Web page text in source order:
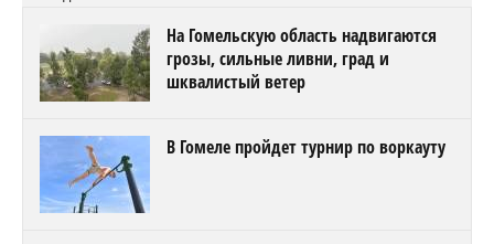
На Гомельскую область надвигаются
грозы, сильные ливни, град и
шквалистый ветер
В Гомеле пройдет турнир по воркауту